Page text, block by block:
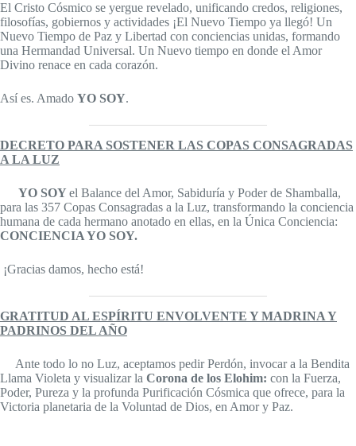
El Cristo Cósmico se yergue revelado, unificando credos, religiones,
filosofías, gobiernos y actividades ¡El Nuevo Tiempo ya llegó! Un
Nuevo Tiempo de Paz y Libertad con conciencias unidas, formando
una Hermandad Universal. Un Nuevo tiempo en donde el Amor
Divino renace en cada corazón.
Así es. Amado YO SOY.
DECRETO PARA SOSTENER LAS COPAS CONSAGRADAS
A LA LUZ
YO SOY el Balance del Amor, Sabiduría y Poder de Shamballa,
para las 357 Copas Consagradas a la Luz, transformando la conciencia
humana de cada hermano anotado en ellas, en la Única Conciencia:
CONCIENCIA YO SOY.
¡Gracias damos, hecho está!
GRATITUD AL ESPÍRITU ENVOLVENTE Y MADRINA Y
PADRINOS DEL AÑO
Ante todo lo no Luz, aceptamos pedir Perdón, invocar a la Bendita
Llama Violeta y visualizar la Corona de los Elohim: con la Fuerza,
Poder, Pureza y la profunda Purificación Cósmica que ofrece, para la
Victoria planetaria de la Voluntad de Dios, en Amor y Paz.